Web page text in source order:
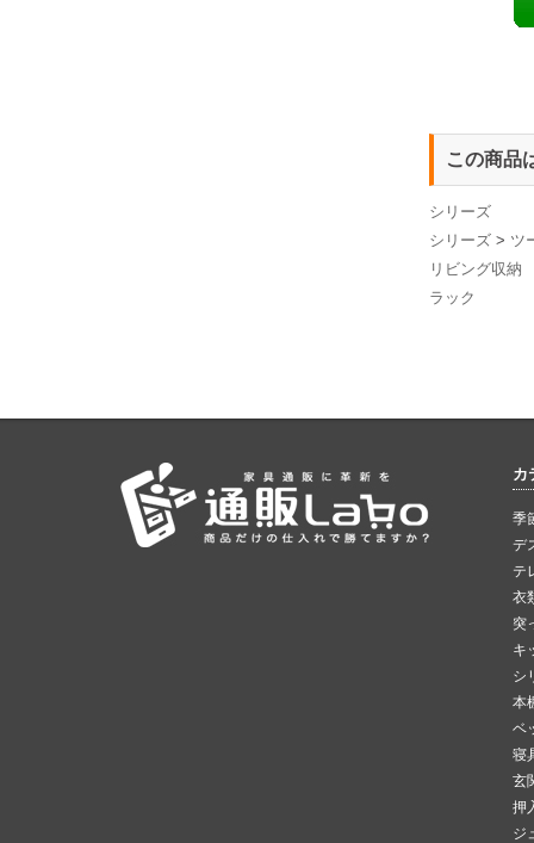
この商品
シリーズ
シリーズ > ツ
リビング収納
ラック
カ
季
デ
テ
衣
突
キ
シ
本
ベ
寝
玄
押
ジ